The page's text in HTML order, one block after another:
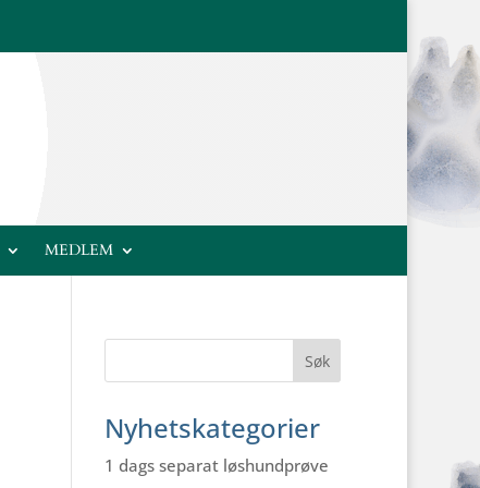
MEDLEM
Nyhetskategorier
1 dags separat løshundprøve